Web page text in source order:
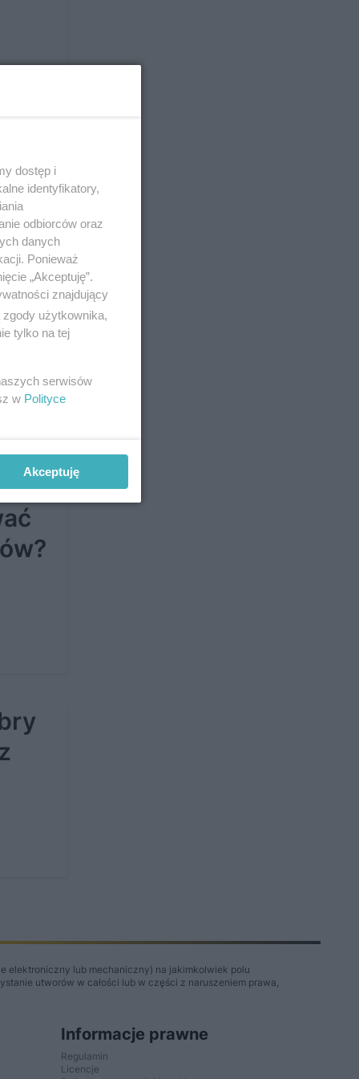
elektroniczny lub mechaniczny) na jakimkolwiek polu
utworów w całości lub w części z naruszeniem prawa,
Informacje prawne
Regulamin
Licencje
dostęp i
identyfikatory,
odbiorców oraz
danych
Ponieważ
„Akceptuję”.
znajdujący
użytkownika,
tylko na tej
serwisów
w Polityce
Akceptuję